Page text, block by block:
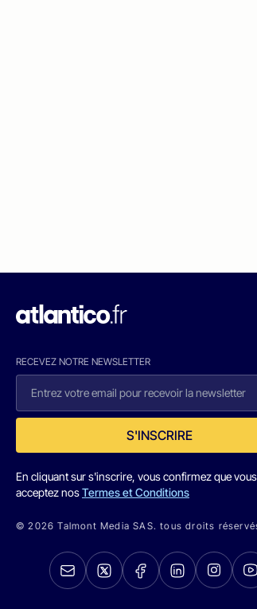
RECEVEZ NOTRE NEWSLETTER
S'INSCRIRE
En cliquant sur s'inscrire, vous confirmez que vous
acceptez nosTermes et Conditions
© 2026 Talmont Media SAS. tous droits